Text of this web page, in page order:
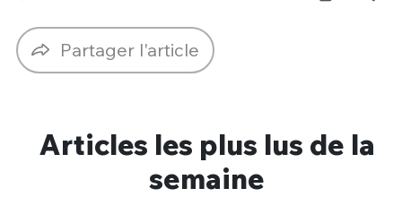
Partager l'article
Articles les plus lus de la
semaine